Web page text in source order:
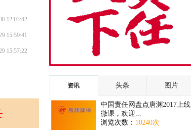
12:03:42
15:59:41
15:57:22
资讯 头条 图片
中国责任网盘点唐渊2017上线
微课，欢迎...
浏览次数： 10240次